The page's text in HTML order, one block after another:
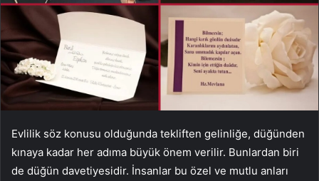
Evlilik söz konusu olduğunda tekliften gelinliğe, düğünden
kınaya kadar her adıma büyük önem verilir. Bunlardan biri
de düğün davetiyesidir. İnsanlar bu özel ve mutlu anları